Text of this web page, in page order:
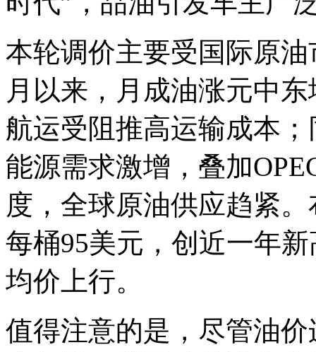
本轮调价主要受国际原
月以来，月成油涨元中
航运受阻推高运输成本
能源需求激增，叠加
度，全球原油供应趋紧
每桶95美元，创近一年
均价上行。
值得注意的是，尽管油